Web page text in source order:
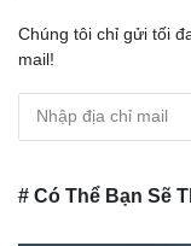
Chúng tôi chỉ gửi tối
mail!
# Có Thể Bạn Sẽ